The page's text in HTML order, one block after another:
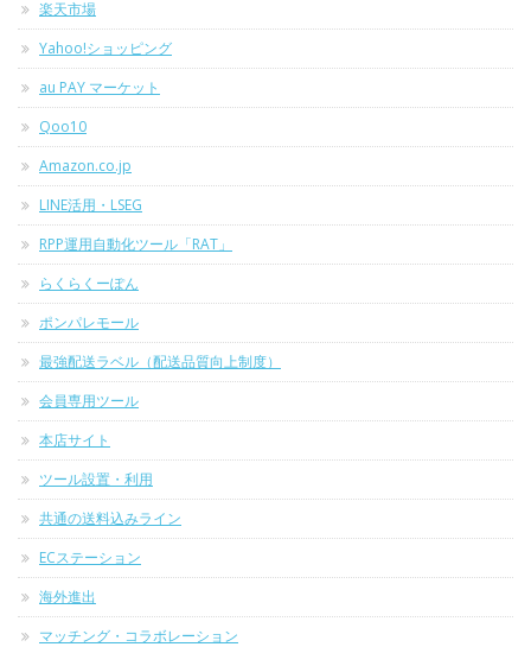
楽天市場
Yahoo!ショッピング
au PAY マーケット
Qoo10
Amazon.co.jp
LINE活用・LSEG
RPP運用自動化ツール「RAT」
らくらくーぽん
ポンパレモール
最強配送ラベル（配送品質向上制度）
会員専用ツール
本店サイト
ツール設置・利用
共通の送料込みライン
ECステーション
海外進出
マッチング・コラボレーション